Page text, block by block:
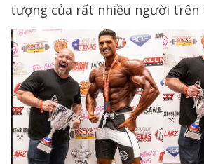
tượng của rất nhiều người trên